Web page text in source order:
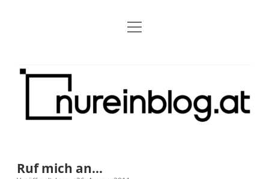
Blog
Archiv
Kontakt
Grundsätze Dropdown-
Kreativitätserklärung
barcamper.at – Die österreichische Barcamp Liste
Menü
Nur
Blog
Ruf mich an…